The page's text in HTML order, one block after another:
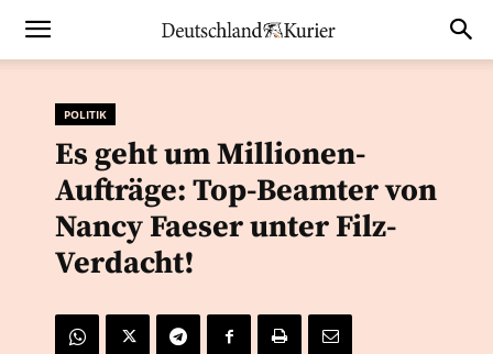
POLITIK
Es geht um Millionen-
Aufträge: Top-Beamter von
Nancy Faeser unter Filz-
Verdacht!